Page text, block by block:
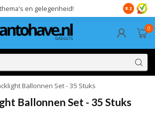
en gelegenheid! 8.2
0
Ballonnen Set - 35 Stuks
Ballonnen Set - 35 Stuks